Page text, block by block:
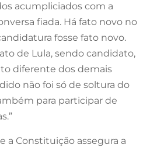
acumpliciados com a
fiada. Há fato novo no
fosse fato novo.
de Lula, sendo candidato,
diferente dos demais
não foi só de soltura do
para participar de
a Constituição assegura a